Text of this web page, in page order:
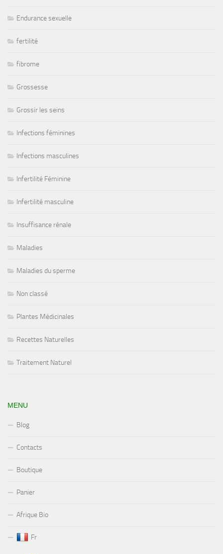
Endurance sexuelle
fertilité
fibrome
Grossesse
Grossir les seins
Infections féminines
Infections masculines
Infertilité Féminine
Infertilité masculine
Insuffisance rénale
Maladies
Maladies du sperme
Non classé
Plantes Médicinales
Recettes Naturelles
Traitement Naturel
MENU
Blog
Contacts
Boutique
Panier
Afrique Bio
Fr